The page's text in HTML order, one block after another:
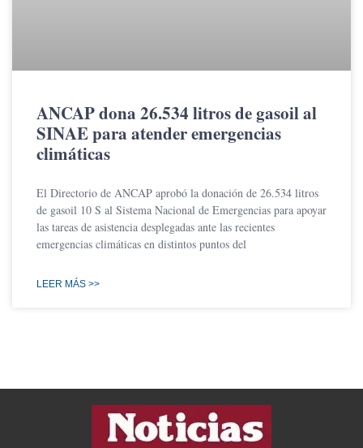
ANCAP dona 26.534 litros de gasoil al
SINAE para atender emergencias
climáticas
El Directorio de ANCAP aprobó la donación de 26.534 litros
de gasoil 10 S al Sistema Nacional de Emergencias para apoyar
las tareas de asistencia desplegadas ante las recientes
emergencias climáticas en distintos puntos del
LEER MÁS >>